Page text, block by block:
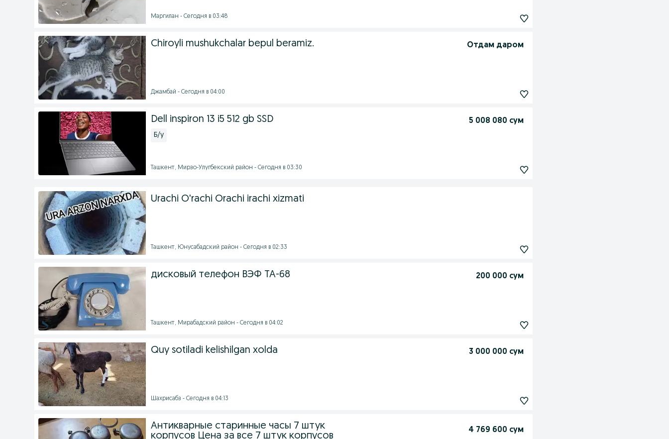
Маргилан - Сегодня в 03:48
Chiroyli mushukchalar bepul beramiz. Отдам даром
Джамбай - Сегодня в 04:00
Dell inspiron 13 i5 512 gb SSD 5 008 080 сум
Б/у
Ташкент, Мирзо-Улугбекский район - Сегодня в 03:30
Urachi O'rachi Orachi irachi xizmati
Ташкент, Юнусабадский район - Сегодня в 02:33
дисковый телефон ВЭФ ТА-68 200 000 сум
Ташкент, Мирабадский район - Сегодня в 04:02
Quy sotiladi kelishilgan xolda 3 000 000 сум
Шахрисабз - Сегодня в 04:13
Антикварные старинные часы 7 штук
корпусов Цена за все 7 штук корпусов
4 769 600 сум